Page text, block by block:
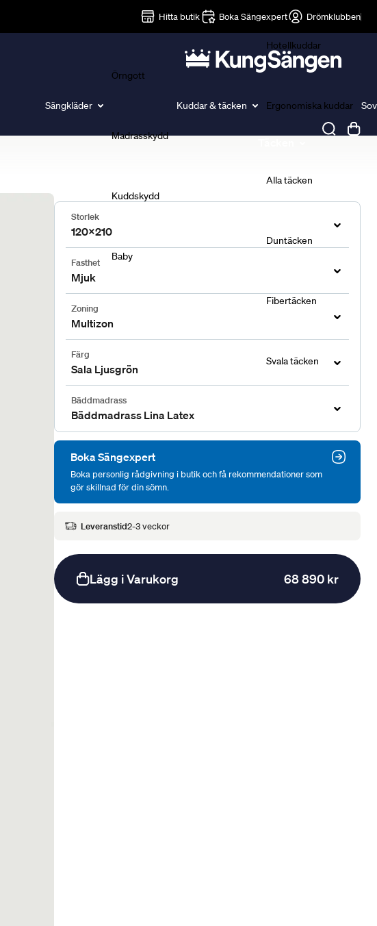
Hitta butik Boka Sängexpert Drömklubben
Sängkläder
Örngott
Madrasskydd
Kuddskydd
Baby
Kuddar & täcken
Hotellkuddar
Ergonomiska kuddar
Alla täcken
Duntäcken
Fibertäcken
Svala täcken
Storlek
120x210
Fasthet
Mjuk
Zoning
Multizon
Färg
Sala Ljusgrön
Bäddmadrass
Bäddmadrass Lina Latex
Boka Sängexpert
Boka personlig rådgivning i butik och få rekommendationer som
gör skillnad för din sömn.
Leveranstid2-3 veckor
Lägg i Varukorg 68 890 kr